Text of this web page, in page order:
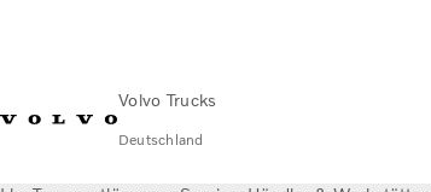
Volvo Trucks
Deutschland